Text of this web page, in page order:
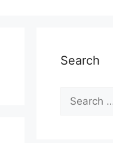
Search
Search
for: